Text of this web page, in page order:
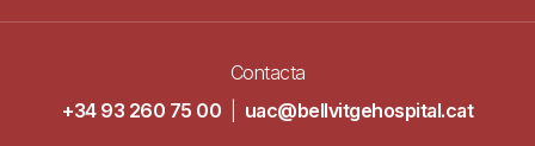
Contacta
+34 93 260 75 00
uac@bellvitgehospital.cat